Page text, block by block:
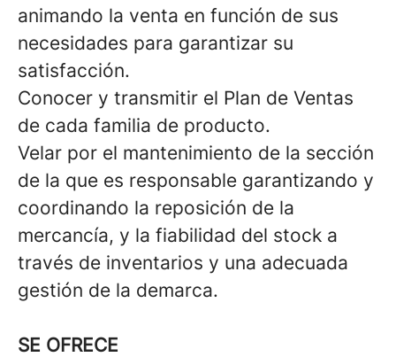
animando la venta en función de sus
necesidades para garantizar su
satisfacción.
Conocer y transmitir el Plan de Ventas
de cada familia de producto.
Velar por el mantenimiento de la sección
de la que es responsable garantizando y
coordinando la reposición de la
mercancía, y la fiabilidad del stock a
través de inventarios y una adecuada
gestión de la demarca.
SE OFRECE